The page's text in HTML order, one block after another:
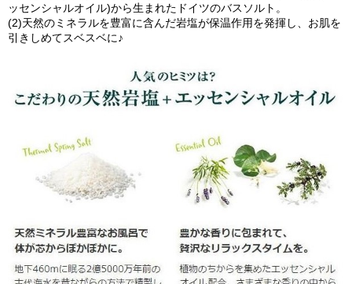
ッセンシャルオイル)から生まれたドイツのバスソルト。
(2)天然のミネラルを豊富に含んだ岩塩が保温作用を発揮し、お肌を
引きしめてスベスベに♪